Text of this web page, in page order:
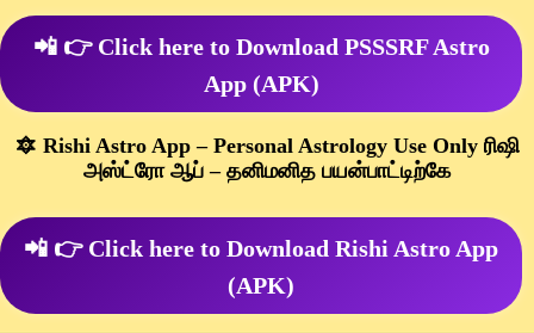
📲 👉 Click here to Download PSSSRF Astro
App (APK)
🔯 Rishi Astro App – Personal Astrology Use Only ரிஷி
அஸ்ட்ரோ ஆப் – தனிமனித பயன்பாட்டிற்கே
📲 👉 Click here to Download Rishi Astro App
(APK)